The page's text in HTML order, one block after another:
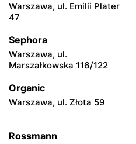
Żabka
104
Żabka
Żabka
Warszawa, ul. Emilii Plater
47
Sephora
Warszawa, ul.
Marszałkowska 116/122
Organic
Warszawa, ul. Złota 59
Rossmann